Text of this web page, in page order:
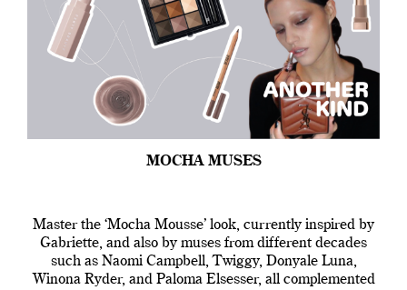
MOCHA MUSES
Master the ‘Mocha Mousse’ look, currently inspired by
Gabriette, and also by muses from different decades
such as Naomi Campbell, Twiggy, Donyale Luna,
Winona Ryder, and Paloma Elsesser, all complemented